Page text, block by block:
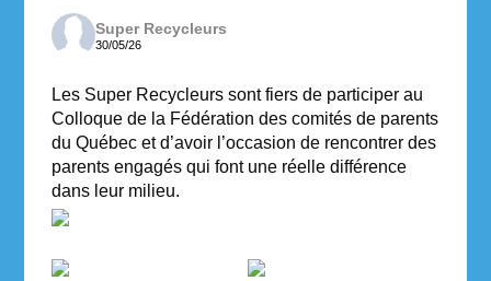
Super Recycleurs
30/05/26
Les Super Recycleurs sont fiers de participer au
Colloque de la Fédération des comités de parents
du Québec et d’avoir l’occasion de rencontrer des
parents engagés qui font une réelle différence
dans leur milieu.